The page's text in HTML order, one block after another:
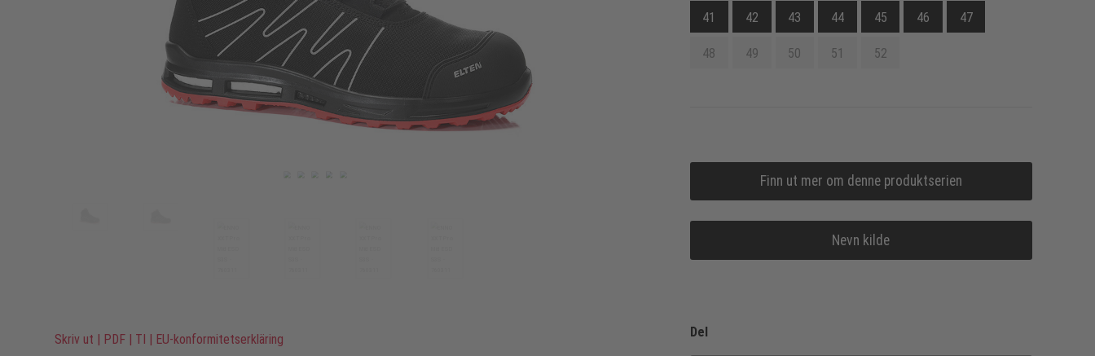
Skriv ut | PDF | TI | EU-konformitetserkläring
41 42 43 44 45 46 47
48 49 50 51 52
Finn ut mer om denne produktserien
Nevn kilde
Del